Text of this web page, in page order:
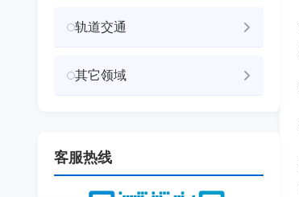
轨道交通
其它领域
客服热线